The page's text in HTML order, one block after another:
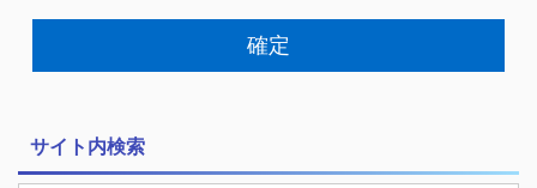
サイト内検索